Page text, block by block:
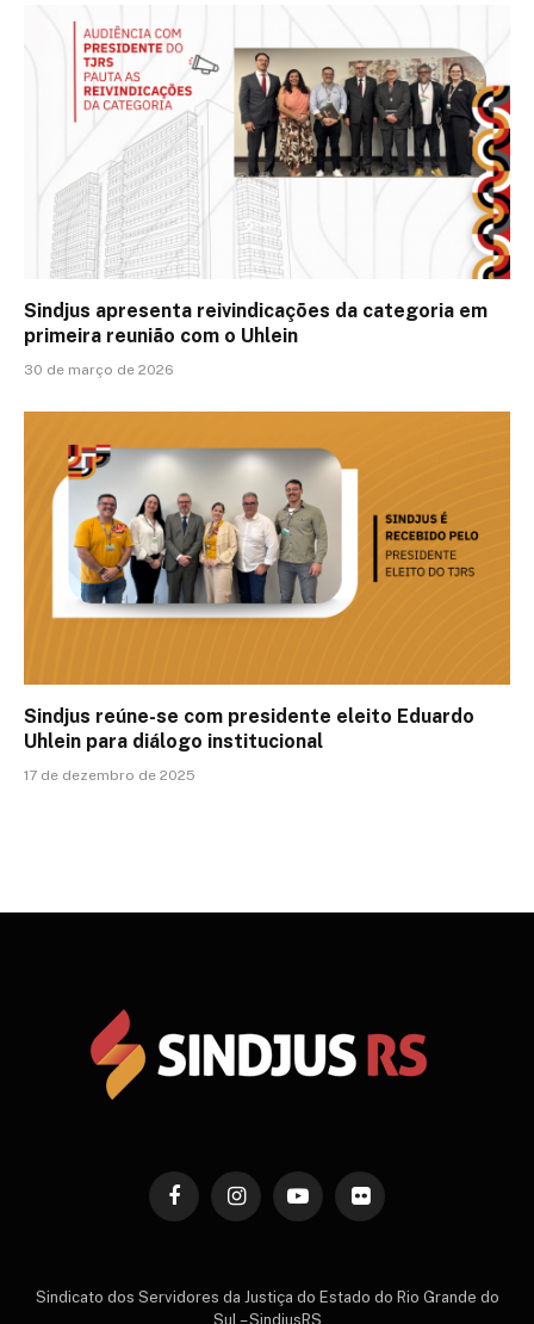
Sindjus apresenta reivindicações da categoria em
primeira reunião com o Uhlein
30 de março de 2026
Sindjus reúne-se com presidente eleito Eduardo
Uhlein para diálogo institucional
17 de dezembro de 2025
FacebookInstagramYouTubeFlickr
Sindicato dos Servidores da Justiça do Estado do Rio Grande do
Sul – SindjusRS